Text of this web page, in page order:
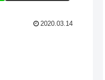
2020.03.14